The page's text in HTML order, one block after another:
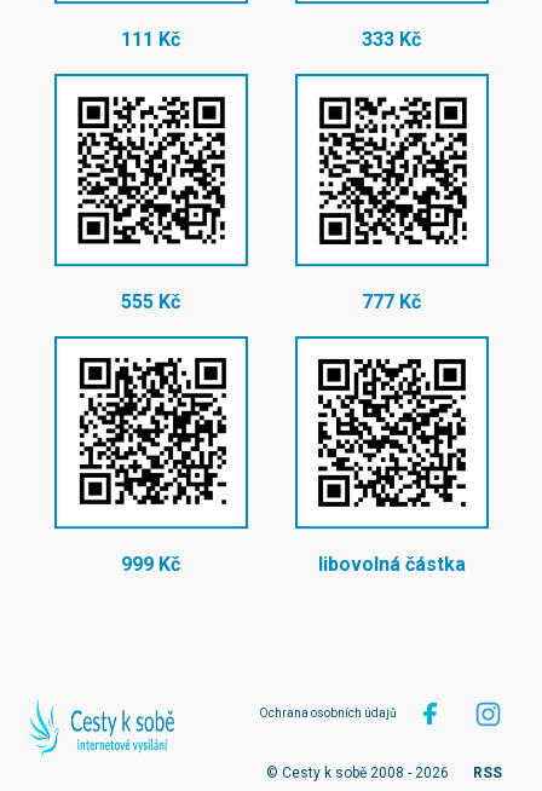
111 Kč 333 Kč
555 Kč 777 Kč
999 Kč libovolná částka
Ochrana osobních údajů
© Cesty k sobě 2008 - 2026 RSS